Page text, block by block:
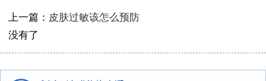
上一篇： 皮肤过敏该怎么预防
没有了